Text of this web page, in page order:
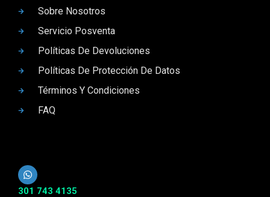
Sobre Nosotros
Servicio Posventa
Políticas De Devoluciones
Políticas De Protección De Datos
Términos Y Condiciones
FAQ
301 743 4135